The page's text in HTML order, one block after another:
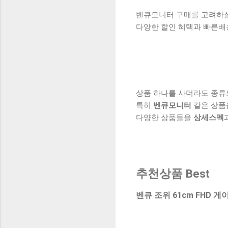
벤큐모니터 구매를 고려하
다양한 할인 혜택과 빠른
상품 하나를 사더라도 종
특히 벤큐모니터 같은 상
다양한 상품들을 상세스펙
추천상품 Best
벤큐 조위 61cm FHD 게